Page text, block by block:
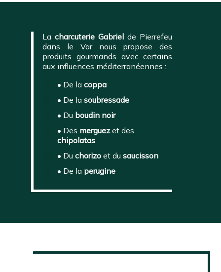
La charcuterie Gabriel de Pierrefeu
dans le Var nous propose des
produits gourmands avec certains
aux influences méditerranéennes :
• De la coppa
• De la soubressade
• Du boudin noir
• Des merguezet des
chipolatas
• Du chorizoet du saucisson
• De laperugine